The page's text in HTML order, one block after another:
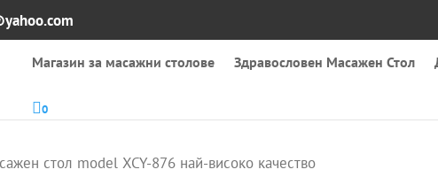
Магазин за масажни столове Здравословен Масажен Стол
0
стол model XCY-876 най-високо качество